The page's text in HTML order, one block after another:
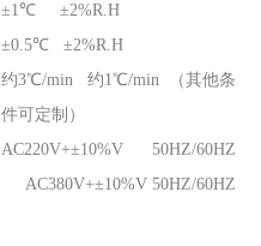
±1℃ ±2%R.H
±0.5℃ ±2%R.H
约3℃/min 约1℃/min （其他条
件可定制）
AC220V+±10%V 50HZ/60HZ
AC380V+±10%V 50HZ/60HZ